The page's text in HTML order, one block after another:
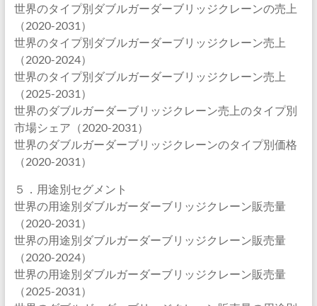
世界のタイプ別ダブルガーダーブリッジクレーンの売上
（2020-2031）
世界のタイプ別ダブルガーダーブリッジクレーン売上
（2020-2024）
世界のタイプ別ダブルガーダーブリッジクレーン売上
（2025-2031）
世界のダブルガーダーブリッジクレーン売上のタイプ別
市場シェア（2020-2031）
世界のダブルガーダーブリッジクレーンのタイプ別価格
（2020-2031）
５．用途別セグメント
世界の用途別ダブルガーダーブリッジクレーン販売量
（2020-2031）
世界の用途別ダブルガーダーブリッジクレーン販売量
（2020-2024）
世界の用途別ダブルガーダーブリッジクレーン販売量
（2025-2031）